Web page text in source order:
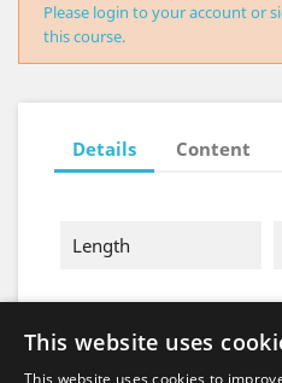
Please login to your account or
this course.
Details Content
Length
This website uses
This website uses cookies to